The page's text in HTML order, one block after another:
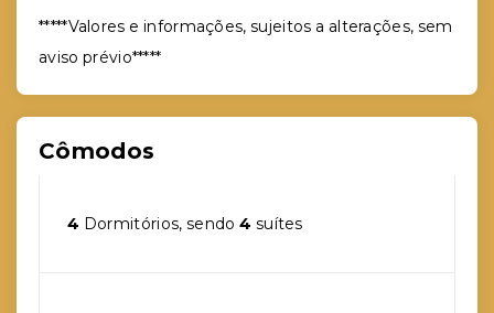
*****Valores e informações, sujeitos a alterações, sem
aviso prévio*****
Cômodos
4 Dormitórios, sendo4 suítes